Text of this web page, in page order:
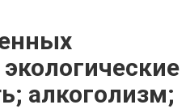
алкоголизм;